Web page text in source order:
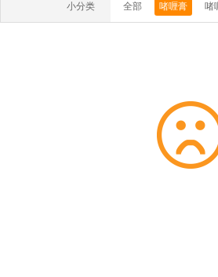
洗洁精系列 保健品
小分类 全部 啫喱膏 啫